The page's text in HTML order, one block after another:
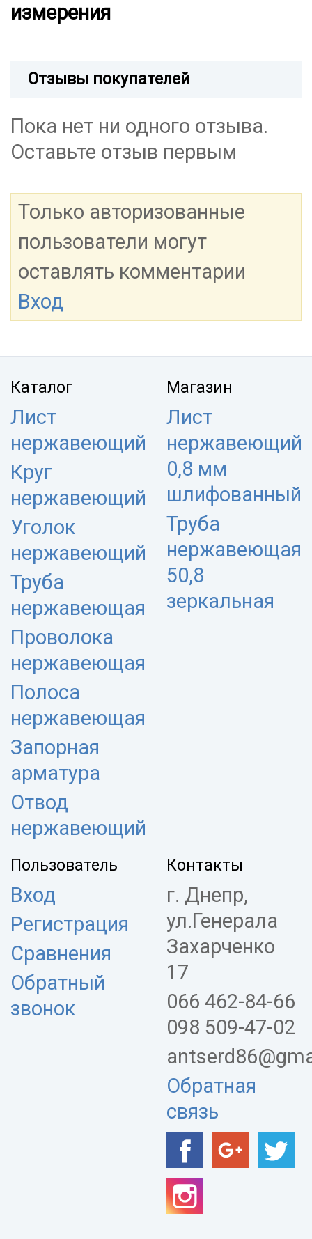
измерения
Отзывы покупателей
Пока нет ни одного отзыва.
Оставьте отзыв первым
Только авторизованные
пользователи могут
оставлять комментарии
Вход
Каталог
Лист
нержавеющий
Круг
нержавеющий
Уголок
нержавеющий
Труба
нержавеющая
Проволока
нержавеющая
Полоса
нержавеющая
Запорная
арматура
Отвод
нержавеющий
Магазин
Лист
нержавеющий
0,8 мм
шлифованный
Труба
нержавеющая
50,8
зеркальная
Пользователь
Вход
Регистрация
Сравнения
Обратный
звонок
Контакты
г. Днепр,
ул.Генерала
Захарченко
17
066 462-84-66
098 509-47-02
Обратная
связь